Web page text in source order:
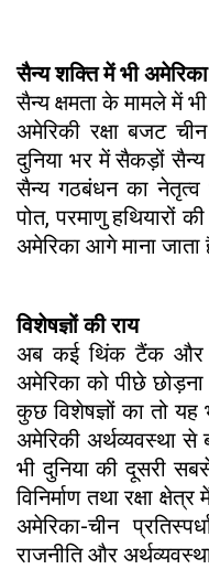
सैन्य शक्ति में भी
सैन्य क्षमता के मामले में
अमेरिकी रक्षा बजट
दुनिया भर में सैकड़ों
सैन्य गठबंधन का नेतृत्व
पोत, परमाणु हथियारों
अमेरिका आगे माना जाता
विशेषज्ञों की राय
अब कई थिंक टैंक और
अमेरिका को पीछे
कुछ विशेषज्ञों का तो यह
अमेरिकी अर्थव्यवस्था
भी दुनिया की दूसरी
विनिर्माण तथा रक्षा
अमेरिका-चीन
राजनीति और